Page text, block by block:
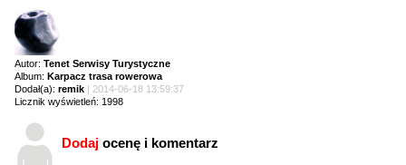
Autor: Tenet Serwisy Turystyczne
Album: Karpacz trasa rowerowa
Dodał(a): remik | 2014-06-18 13:59:37
Licznik wyświetleń: 1998
Dodaj ocenę i komentarz